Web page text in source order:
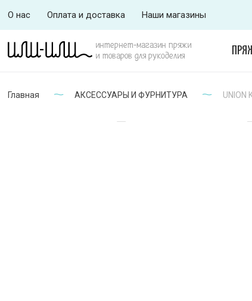
О нас Оплата и доставка Наши магазины
интернет-магазин пряжи
и товаров для рукоделия
Главная АКСЕССУАРЫ И ФУРНИТУРА UNION